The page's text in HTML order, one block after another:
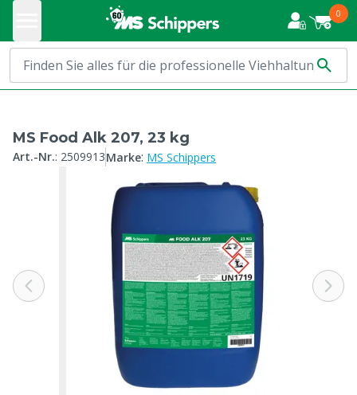
0
MS Food Alk 207, 23 kg
Art.-Nr.: 2509913Marke: MS Schippers